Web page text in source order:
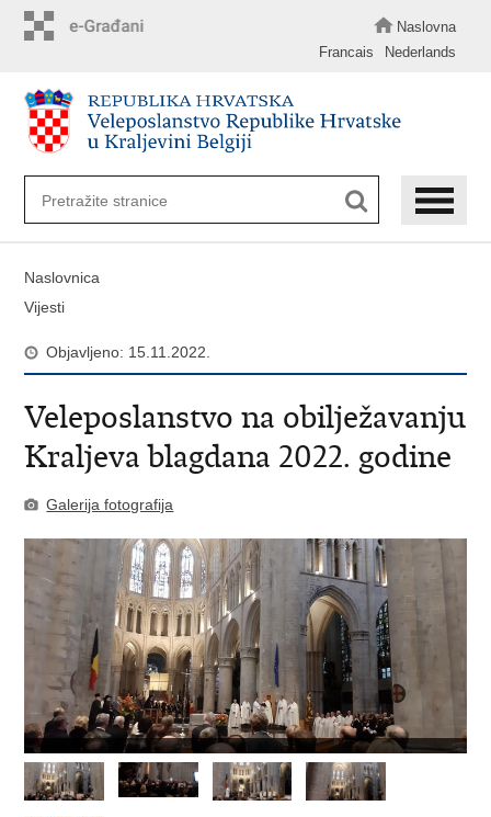
Naslovna
Francais
Nederlands
Naslovnica
Vijesti
Objavljeno: 15.11.2022.
Veleposlanstvo na obilježavanju
Kraljeva blagdana 2022. godine
Galerija fotografija